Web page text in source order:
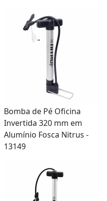
Bomba de Pé Oficina
Invertida 320 mm em
Alumínio Fosca Nitrus -
13149